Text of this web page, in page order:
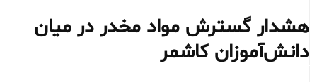
هشدار گسترش مواد مخدر در میان
دانش‌آموزان کاشمر